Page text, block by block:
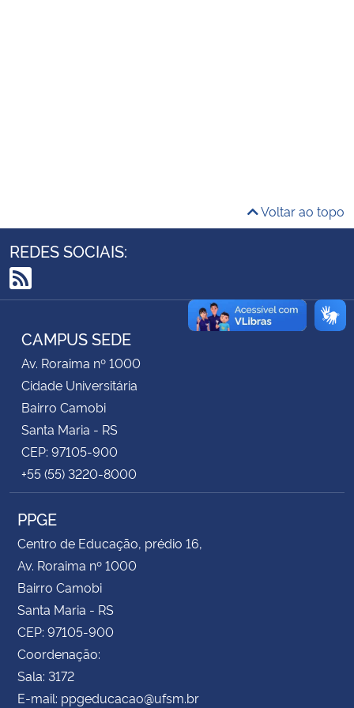
Ministério do Desenvolvimento Regional
Ministério da Mulher, da Família e dos Direitos Humanos
Secretaria-Geral
Secretaria de Governo
Gabinete de Segurança Institucional
Advocacia-Geral da União
Voltar ao topo
REDES SOCIAIS:
RSS
CAMPUS SEDE
Av. Roraima nº 1000
Cidade Universitária
Bairro Camobi
Santa Maria - RS
CEP: 97105-900
+55 (55) 3220-8000
PPGE
Centro de Educação, prédio 16,
Av. Roraima nº 1000
Bairro Camobi
Santa Maria - RS
CEP: 97105-900
Coordenação:
Sala: 3172
E-mail: ppgeducacao@ufsm.br